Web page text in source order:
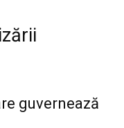
guvernează